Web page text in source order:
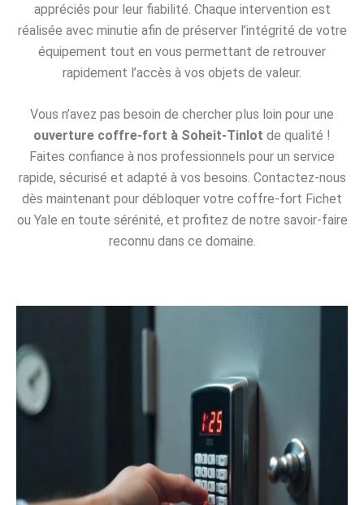
appréciés pour leur fiabilité. Chaque intervention est
réalisée avec minutie afin de préserver l’intégrité de votre
équipement tout en vous permettant de retrouver
rapidement l’accès à vos objets de valeur.
Vous n’avez pas besoin de chercher plus loin pour une
ouverture coffre-fort à Soheit-Tinlot de qualité !
Faites confiance à nos professionnels pour un service
rapide, sécurisé et adapté à vos besoins. Contactez-nous
dès maintenant pour débloquer votre coffre-fort Fichet
ou Yale en toute sérénité, et profitez de notre savoir-faire
reconnu dans ce domaine.